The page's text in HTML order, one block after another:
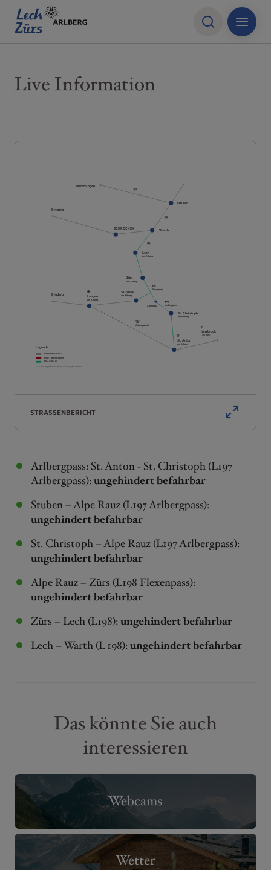
Live Information
St. Anton
am Arlberg
Langen
am Arlberg
St. Christoph
am Arlberg
Zürs
am Arlberg
Lech
am Arlberg
Füssen
Warth
SCHRÖCKEN
STUBEN
am Arlberg
Alpe Rauz
Memmingen
Bregenz
Bludenz
Innsbruck
(120 Km)
Arlbergtunnel
Arlbergpass
Flexenpass
198
198
A7
Legende
KEINE MELDUNG
NICHT BEFAHRBAR
BEFAHRBAR*
* erfordert möglicherweise Winterausrüstung/Schneeketten
STRASSENBERICHT
Arlbergpass: St. Anton - St. Christoph (L197
Arlbergpass): ungehindert befahrbar
Stuben – Alpe Rauz (L197 Arlbergpass):
ungehindert befahrbar
St. Christoph – Alpe Rauz (L197 Arlbergpass):
ungehindert befahrbar
Alpe Rauz – Zürs (L198 Flexenpass):
ungehindert befahrbar
Zürs – Lech (L198): ungehindert befahrbar
Lech – Warth (L 198): ungehindert befahrbar
Das könnte Sie auch
interessieren
Webcams
Wetter